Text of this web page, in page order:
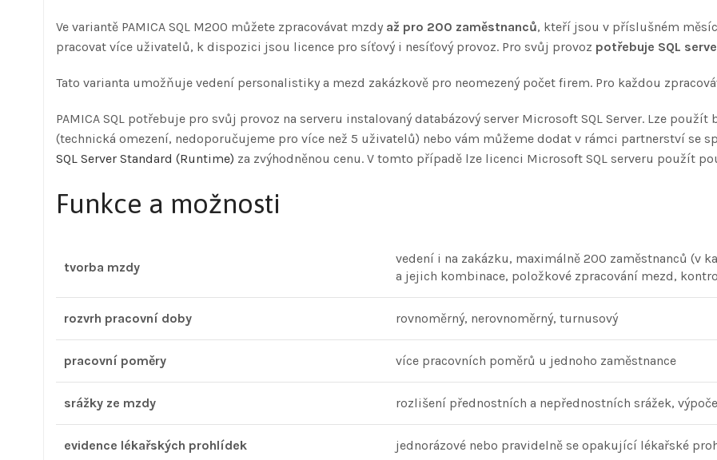
Ve variantě PAMICA SQL M200 můžete zpracovávat mzdy až pro 200 zaměstnanců, kteří jsou v příslušném
pracovat více uživatelů, k dispozici jsou licence pro síťový i nesíťový provoz. Pro svůj provoz potřebuje SQL
Tato varianta umožňuje vedení personalistiky a mezd zakázkově pro neomezený počet firem. Pro každou
PAMICA SQL potřebuje pro svůj provoz na serveru instalovaný databázový server Microsoft SQL Server. Lze
(technická omezení, nedoporučujeme pro více než 5 uživatelů) nebo vám můžeme dodat v rámci partnerství se
SQL Server Standard (Runtime) za zvýhodněnou cenu. V tomto případě lze licenci Microsoft SQL serveru použít
Funkce a možnosti
tvorba mzdy
vedení i na zakázku, maximálně 200 zaměstnanců (v
a jejich kombinace, položkové zpracování mezd,
rozvrh pracovní doby rovnoměrný, nerovnoměrný, turnusový
pracovní poměry více pracovních poměrů u jednoho zaměstnance
srážky ze mzdy rozlišení přednostních a nepřednostních srážek,
evidence lékařských prohlídek jednorázové nebo pravidelně se opakující lékařské